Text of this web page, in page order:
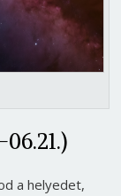
a helyedet,